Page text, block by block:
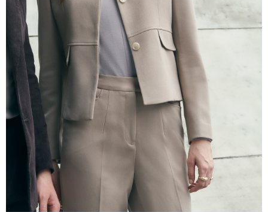
２．關於個人資料處理事宜，請瀏覽以下網址：
https://aftee.tw/terms/#terms3
３．未成年的使用者請事先徵得法定代理人或監護人之同意方可使用
「AFTEE先享後付」，若未經同意申辦者引起之損失，本公司不負相關責
任。
４．使用「AFTEE先享後付」時，將依據個別帳號之用戶狀況，依本公司即
時審查核予不同之上限額度；若仍有額度不足之情形，本公司將視審查結果
請求用戶進行身份認證。
５．嚴禁一人註冊多個帳號或使用他人資訊註冊。若發現惡意使用之情形，
恩沛科技股份有限公司將有權停止該用戶之使用額度並採取法律行動。